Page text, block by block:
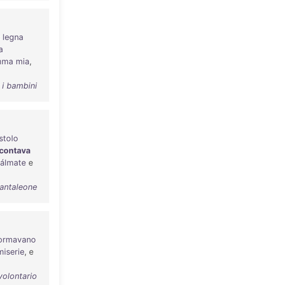
legna
mia,
bambini
e
, e